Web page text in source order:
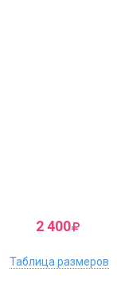
2 400
Таблица размеров